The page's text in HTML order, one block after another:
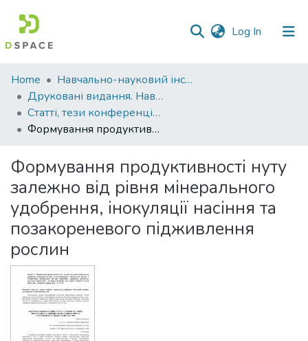
Log In (current)
Communities
&
Collections
All of DSpace
Statistics
Home
Навчально-науковий інститут агротехнологій, селекції та екології
Друковані видання. Навчально-науковий інститут агротехнологій, селекції та екології
Статті, тези конференцій. Навчально-науковий інститут агротехнологій, селекції та екології
Формування продуктивності нуту залежно від рівня мінерального удобрення, інокуляції насіння та позакореневого підживлення рослин
Формування продуктивності нуту
залежно від рівня мінерального
удобрення, інокуляції насіння та
позакореневого підживлення
рослин